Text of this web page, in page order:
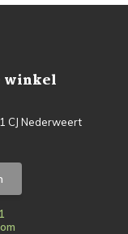
winkel
CJ Nederweert